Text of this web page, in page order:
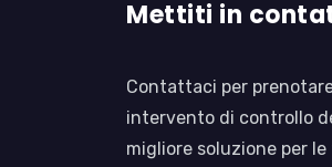
Mettiti in
Contattaci per
intervento di controllo
migliore soluzione per